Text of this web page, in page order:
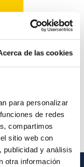
de las cookies
para personalizar
de redes
compartimos
sitio web con
publicidad y análisis
otra información